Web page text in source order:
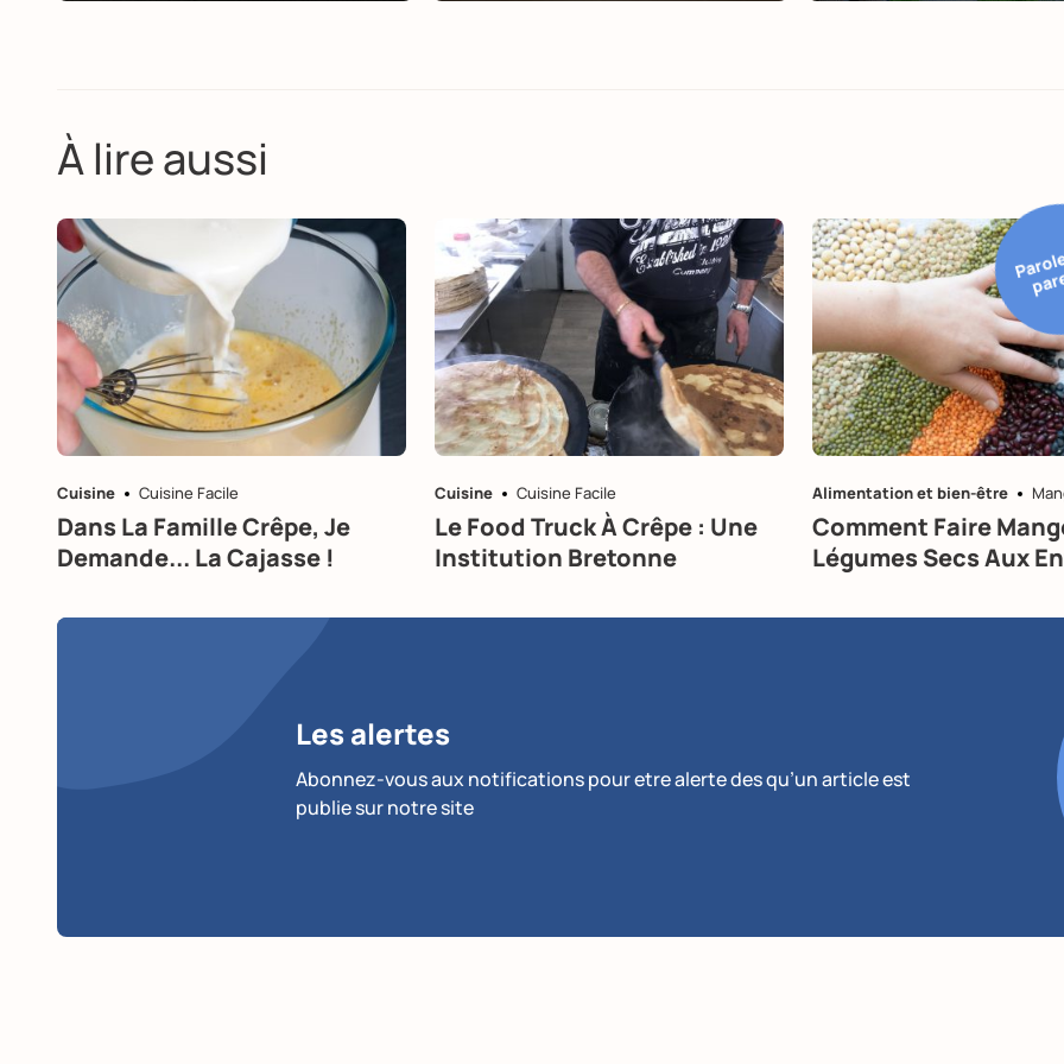
À lire aussi
Cuisine Cuisine Facile
Dans La Famille Crêpe, Je
Demande... La Cajasse !
Cuisine Cuisine Facile
Le Food Truck À Crêpe : Une
Institution Bretonne
Alimentation et bien-être
Comment Faire
Légumes Secs Aux
Les alertes
Abonnez-vous aux notifications pour etre alerte des qu’un article est
publie sur notre site